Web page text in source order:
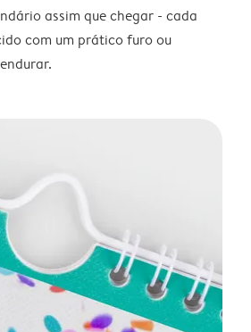
assim que chegar - cada
com um prático furo ou